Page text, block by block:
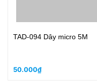
TAD-094 Dây micro 5M
50.000₫